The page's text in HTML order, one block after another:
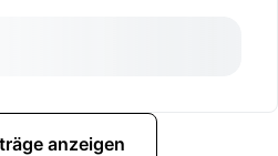
anzeigen